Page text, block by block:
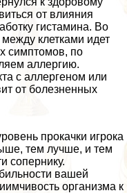
от влияния
гистамина. Во
клетками идет
симптомов, по
аллергию.
с аллергеном или
от болезненных
прокачки игрока
тем лучше, и тем
сопернику.
вашей
организма к